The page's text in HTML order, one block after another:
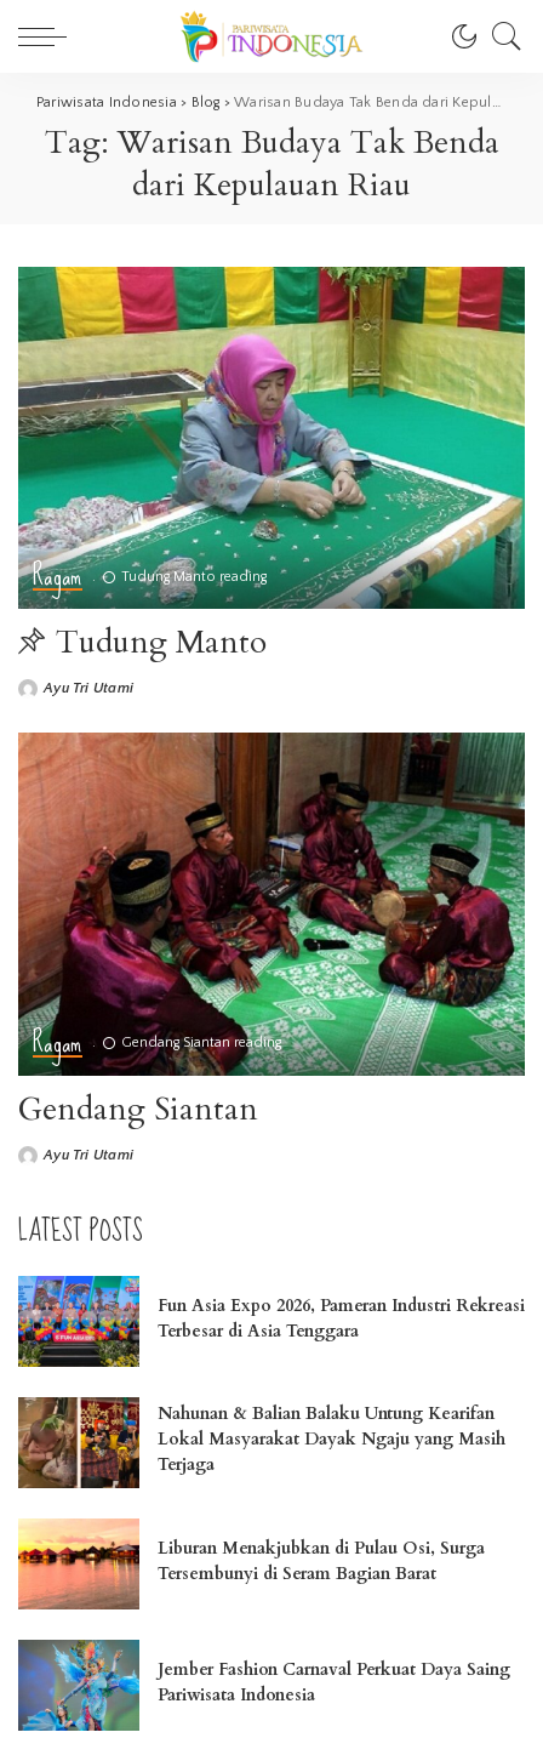
Pariwisata Indonesia > Blog >Warisan Budaya Tak Benda dari Kepulauan Riau
Tag:Warisan Budaya Tak Benda
dari Kepulauan Riau
Ragam Tudung Manto reading
Tudung Manto
Ayu Tri Utami
Ragam Gendang Siantan reading
Gendang Siantan
Ayu Tri Utami
LATEST POSTS
Fun Asia Expo 2026, Pameran Industri Rekreasi
Terbesar di Asia Tenggara
Nahunan & Balian Balaku Untung Kearifan
Lokal Masyarakat Dayak Ngaju yang Masih
Terjaga
Liburan Menakjubkan di Pulau Osi, Surga
Tersembunyi di Seram Bagian Barat
Jember Fashion Carnaval Perkuat Daya Saing
Pariwisata Indonesia